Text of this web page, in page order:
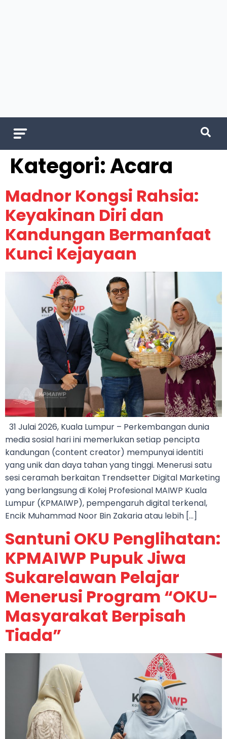
Kategori:Acara
Madnor Kongsi Rahsia:
Keyakinan Diri dan
Kandungan Bermanfaat
Kunci Kejayaan
31 Julai 2026, Kuala Lumpur – Perkembangan dunia
media sosial hari ini memerlukan setiap pencipta
kandungan (content creator) mempunyai identiti
yang unik dan daya tahan yang tinggi. Menerusi satu
sesi ceramah berkaitan Trendsetter Digital Marketing
yang berlangsung di Kolej Profesional MAIWP Kuala
Lumpur (KPMAIWP), pempengaruh digital terkenal,
Encik Muhammad Noor Bin Zakaria atau lebih […]
Santuni OKU Penglihatan:
KPMAIWP Pupuk Jiwa
Sukarelawan Pelajar
Menerusi Program “OKU-
Masyarakat Berpisah
Tiada”